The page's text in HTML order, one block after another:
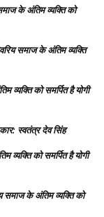
के अंतिम व्यक्ति को
समाज के अंतिम व्यक्ति
व्यक्ति को समर्पित है योगी
स्वतंत्र देव सिंह
व्यक्ति को समर्पित है योगी
समाज के अंतिम व्यक्ति को